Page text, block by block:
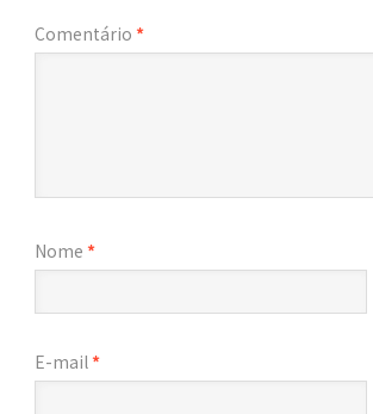
Comentário *
Nome *
E-mail*